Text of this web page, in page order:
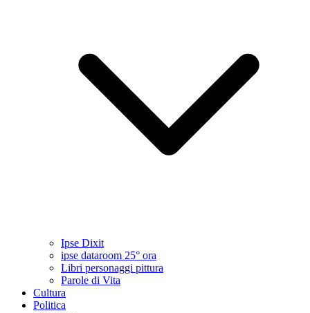
Ipse Dixit
ipse dataroom 25° ora
Libri personaggi pittura
Parole di Vita
Cultura
Politica